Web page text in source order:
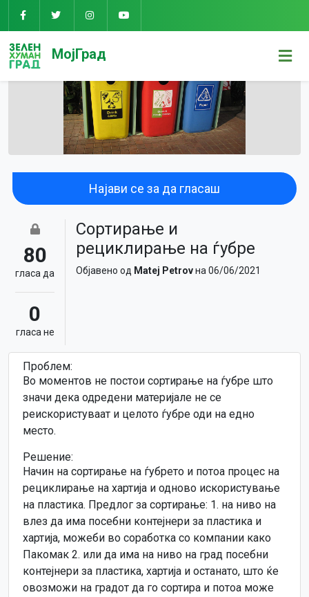
МојГрад
Најави се за да гласаш
80
гласa да
0
гласa не
Сортирање и
рециклирање на ѓубре
Објавено од Matej Petrovна 06/06/2021
Проблем:
Во моментов не постои сортирање на ѓубре што
значи дека одредени материјале не се
реискористуваат и целото ѓубре оди на едно
место.
Решение:
Начин на сортирање на ѓубрето и потоа процес на
рециклирање на хартија и одново искористување
на пластика. Предлог за сортирање: 1. на ниво на
влез да има посебни контејнери за пластика и
хартија, можеби во соработка со компании како
Пакомак 2. или да има на ниво на град посебни
контејнери за пластика, хартија и останато, што ќе
овозможи на градот да го сортира и потоа може